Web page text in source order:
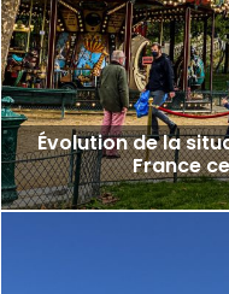
Évolution de la
France